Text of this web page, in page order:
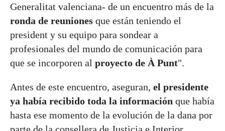
Generalitat valenciana- de un encuentro más de la
ronda de reuniones que están teniendo el
president y su equipo para sondear a
profesionales del mundo de comunicación para
que se incorporen al proyecto de À Punt".
Antes de este encuentro, aseguran, el presidente
ya había recibido toda la información que había
hasta ese momento de la evolución de la dana por
parte de la consellera de Justicia e Interior,